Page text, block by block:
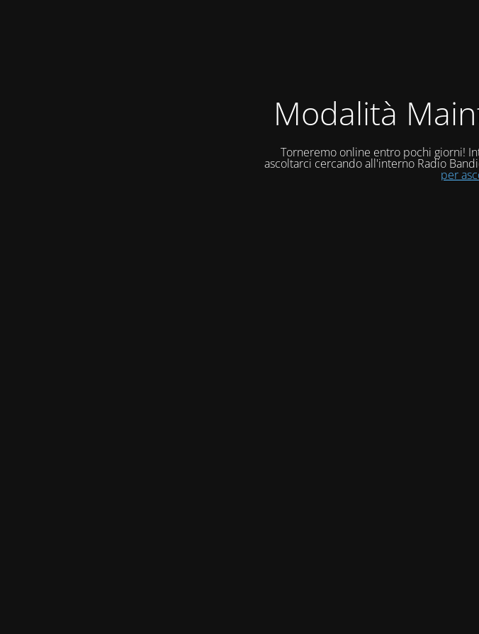
Modalità
Torneremo online entro pochi giorni!
ascoltarci cercando all'interno Radio
per